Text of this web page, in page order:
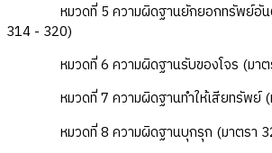
หมวดที่ 5 ความผิดฐานยักยอกทรัพย์อันต้
314 - 320)
หมวดที่ 6 ความผิดฐานรับของโจร (มาต
หมวดที่ 7 ความผิดฐานทำให้เสียทรัพย์ (
หมวดที่ 8 ความผิดฐานบุกรุก (มาตรา